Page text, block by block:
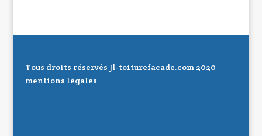
Tous droits réservés Jl-toiturefacade.com 2020
mentions légales